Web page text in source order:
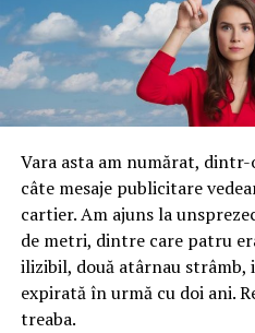
Vara asta am numărat,
câte mesaje publicitare
cartier. Am ajuns la
de metri, dintre care patru
ilizibil, două atârnau
expirată în urmă cu doi ani.
treaba.